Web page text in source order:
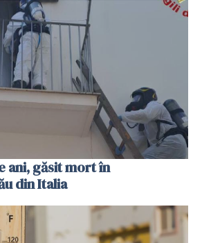
ani, găsit mort în
din Italia